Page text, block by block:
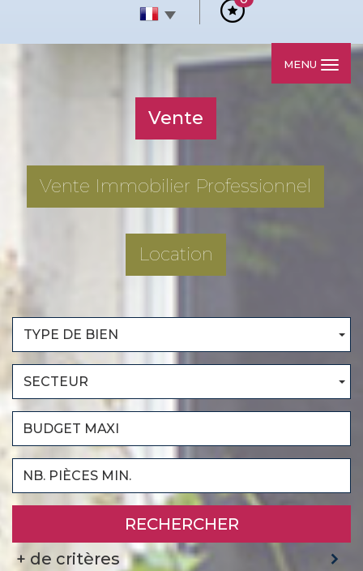
MENU
Vente
Vente Immobilier Professionnel
Location
TYPE DE BIEN
SECTEUR
RECHERCHER
+ de critères